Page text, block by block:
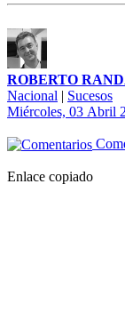
ROBERTO
Nacional | Sucesos
Miércoles, 03 Abril
Enlace copiado